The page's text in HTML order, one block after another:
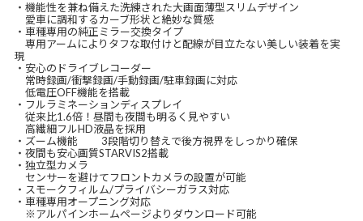
・機能性を兼ね備えた洗練された大画面薄型スリムデザイン
愛車に調和するカーブ形状と絶妙な質感
・車種専用の純正ミラー交換タイプ
専用アームによりタフな取付けと配線が目立たない美しい装着を実
現
・安心のドライブレコーダー
常時録画/衝撃録画/手動録画/駐車録画に対応
低電圧OFF機能を搭載
・フルラミネーションディスプレイ
従来比1.6倍！昼間も夜間も明るく見やすい
高繊細フルHD液晶を採用
・ズーム機能 3段階切り替えで後方視界をしっかり確保
・夜間も安心画質STARVIS2搭載
・独立型カメラ
センサーを避けてフロントカメラの設置が可能
・スモークフィルム/プライバシーガラス対応
・車種専用オープニング対応
※アルパインホームページよりダウンロード可能